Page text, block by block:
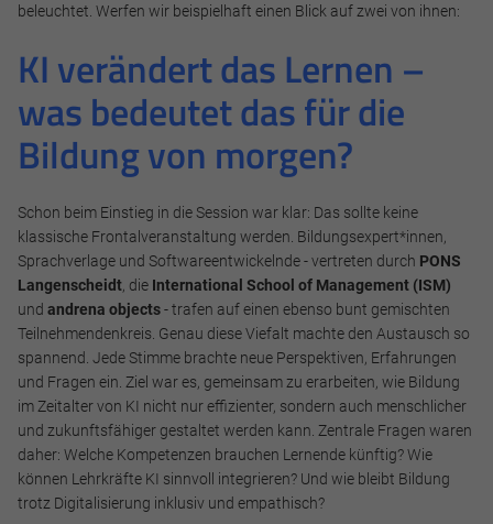
beleuchtet. Werfen wir beispielhaft einen Blick auf zwei von ihnen:
KI verändert das Lernen –
was bedeutet das für die
Bildung von morgen?
Schon beim Einstieg in die Session war klar: Das sollte keine
klassische Frontalveranstaltung werden. Bildungsexpert*innen,
Sprachverlage und Softwareentwickelnde - vertreten durch PONS
Langenscheidt, die International School of Management (ISM)
und andrena objects-trafen auf einen ebenso bunt gemischten
Teilnehmendenkreis. Genau diese Viefalt machte den Austausch so
spannend. Jede Stimme brachte neue Perspektiven, Erfahrungen
und Fragen ein. Ziel war es, gemeinsam zu erarbeiten, wie Bildung
im Zeitalter von KI nicht nur effizienter, sondern auch menschlicher
und zukunftsfähiger gestaltet werden kann. Zentrale Fragen waren
daher: Welche Kompetenzen brauchen Lernende künftig? Wie
können Lehrkräfte KI sinnvoll integrieren? Und wie bleibt Bildung
trotz Digitalisierung inklusiv und empathisch?